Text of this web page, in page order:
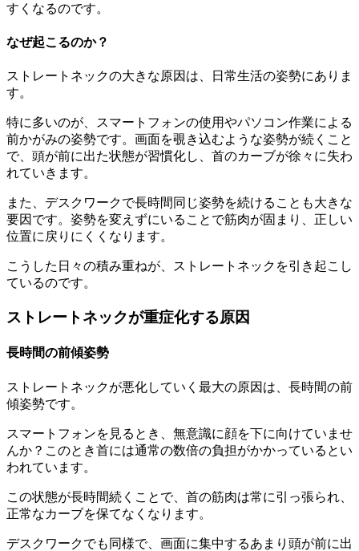
すくなるのです。
なぜ起こるのか？
ストレートネックの大きな原因は、日常生活の姿勢にありま
す。
特に多いのが、スマートフォンの使用やパソコン作業による
前かがみの姿勢です。画面を覗き込むような姿勢が続くこと
で、頭が前に出た状態が習慣化し、首のカーブが徐々に失わ
れていきます。
また、デスクワークで長時間同じ姿勢を続けることも大きな
要因です。姿勢を変えずにいることで筋肉が固まり、正しい
位置に戻りにくくなります。
こうした日々の積み重ねが、ストレートネックを引き起こし
ているのです。
ストレートネックが重症化する原因
長時間の前傾姿勢
ストレートネックが悪化していく最大の原因は、長時間の前
傾姿勢です。
スマートフォンを見るとき、無意識に顔を下に向けていませ
んか？このとき首には通常の数倍の負担がかかっているとい
われています。
この状態が長時間続くことで、首の筋肉は常に引っ張られ、
正常なカーブを保てなくなります。
デスクワークでも同様で、画面に集中するあまり頭が前に出